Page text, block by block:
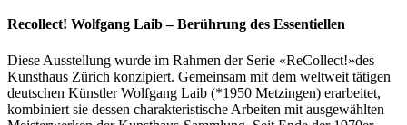
Recollect! Wolfgang Laib – Berührung des Essentiellen
Diese Ausstellung wurde im Rahmen der Serie «ReCollect!»des
Kunsthaus Zürich konzipiert. Gemeinsam mit dem weltweit tätigen
deutschen Künstler Wolfgang Laib (*1950 Metzingen) erarbeitet,
kombiniert sie dessen charakteristische Arbeiten mit ausgewählten